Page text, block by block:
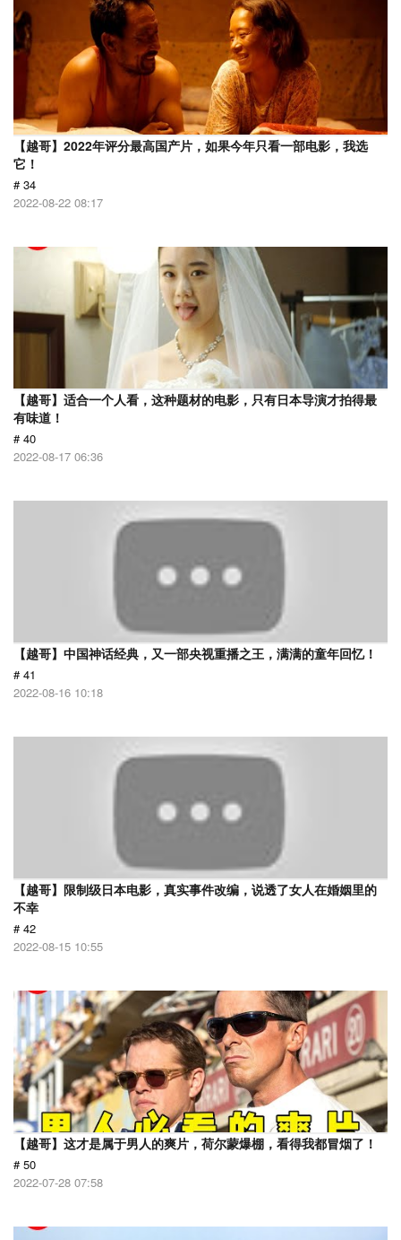
【越哥】2022年评分最高国产片，如果今年只看一部电影，我选
它！
# 34
2022-08-22 08:17
【越哥】适合一个人看，这种题材的电影，只有日本导演才拍得最
有味道！
# 40
2022-08-17 06:36
【越哥】中国神话经典，又一部央视重播之王，满满的童年回忆！
# 41
2022-08-16 10:18
【越哥】限制级日本电影，真实事件改编，说透了女人在婚姻里的
不幸
# 42
2022-08-15 10:55
【越哥】这才是属于男人的爽片，荷尔蒙爆棚，看得我都冒烟了！
# 50
2022-07-28 07:58